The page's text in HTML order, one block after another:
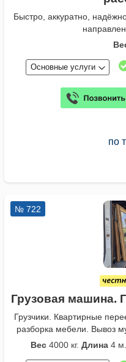
Быстро, аккуратно,
Основные услуги
по
№ 722
Грузовая машина.
Грузчики. Квартирные
разборка мебели. Вывоз
Вес 4000 кг. Длина 4 м.